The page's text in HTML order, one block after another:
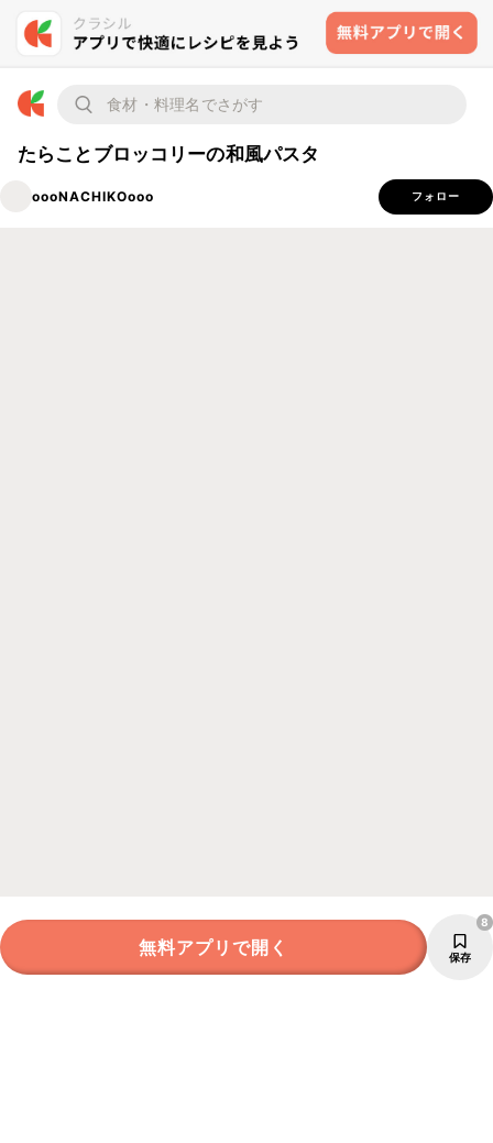
たらことブロッコリーの和風パスタ
oooNACHIKOooo フォロー
無料アプリで開く 保存
8